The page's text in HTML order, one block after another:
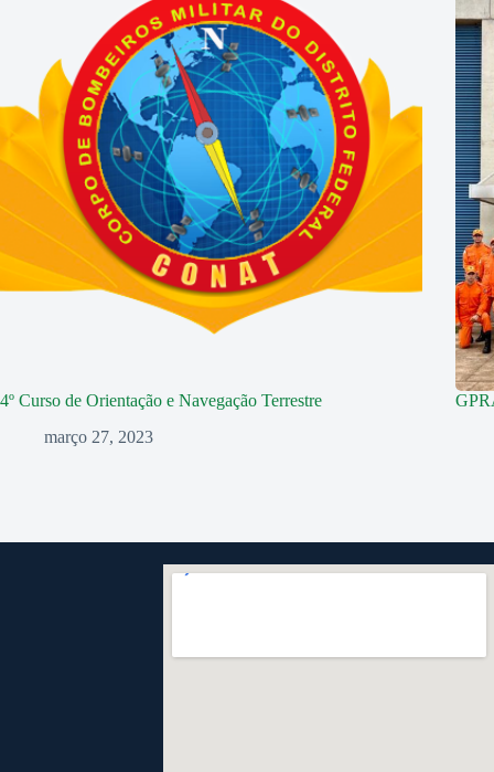
4º Curso de Orientação e Navegação Terrestre
março 27, 2023